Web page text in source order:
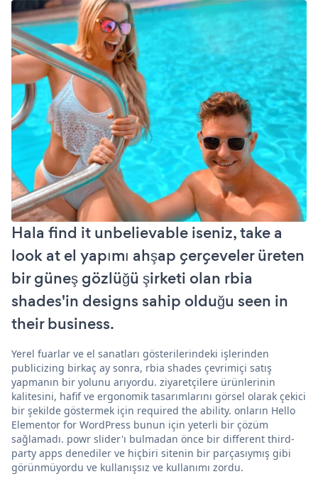
Hala find it unbelievable iseniz, take a
look at el yapımı ahşap çerçeveler üreten
bir güneş gözlüğü şirketi olan rbia
shades'in designs sahip olduğu seen in
their business.
Yerel fuarlar ve el sanatları gösterilerindeki işlerinden
publicizing birkaç ay sonra, rbia shades çevrimiçi satış
yapmanın bir yolunu arıyordu. ziyaretçilere ürünlerinin
kalitesini, hafif ve ergonomik tasarımlarını görsel olarak çekici
bir şekilde göstermek için required the ability. onların Hello
Elementor for WordPress bunun için yeterli bir çözüm
sağlamadı. powr slider'ı bulmadan önce bir different third-
party apps denediler ve hiçbiri sitenin bir parçasıymış gibi
görünmüyordu ve kullanışsız ve kullanımı zordu.